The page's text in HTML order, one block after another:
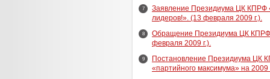
7
Заявление Президиума ЦК КПРФ
лидеров!». (13 февраля 2009 г.).
8
Обращение Президиума ЦК
февраля 2009 г.).
9
Постановление Президиума ЦК
«партийного максимума» на